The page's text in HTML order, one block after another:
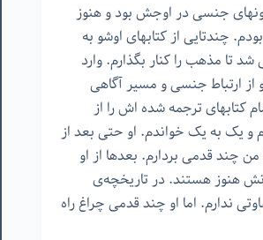
جنسی در اوجش بود و هنوز
چندتایی از کتابهای اوشو به
تا مذهب را کنار بگذارم. وارد
ارتباط جنسی و مسیر آگاهی
کتابهای ترجمه شده اش را از
و یک به یک خواندم. او حتی بعد از
چند قدمی بردارم. بعدها از ا‌و
هنوز هستند. در تاریخچه‌ی
ندارم. اما او چند قدمی چراغ راه